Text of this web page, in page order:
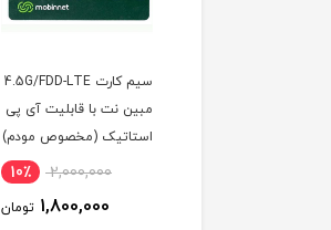
سیم کارت همراه اول FDD
با 250 گیگ اینترنت چهار
ماهه (مخصوص مودم)
3,700,000 6٪
3,490,000 تومان